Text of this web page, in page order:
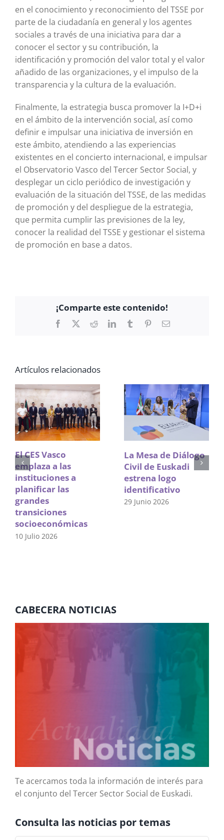
en el conocimiento y reconocimiento del TSSE por
parte de la ciudadanía en general y los agentes
sociales a través de una iniciativa para dar a
conocer el sector y su contribución, la
identificación y promoción del valor total y el valor
añadido de las organizaciones, y el impulso de la
transparencia y la cultura de la evaluación.
Finalmente, la estrategia busca promover la I+D+i
en el ámbito de la intervención social, así como
definir e impulsar una iniciativa de inversión en
este ámbito, atendiendo a las experiencias
existentes en el concierto internacional, e impulsar
el Observatorio Vasco del Tercer Sector Social, y
desplegar un ciclo periódico de investigación y
evaluación de la situación del TSSE, de las medidas
de promoción y del despliegue de la estrategia,
que permita cumplir las previsiones de la ley,
conocer la realidad del TSSE y gestionar el sistema
de promoción en base a datos.
¡Comparte este contenido!
Facebook RedditLinkedInTumblr PinterestCorreo
Artículos relacionados
El CES Vasco
emplaza a las
instituciones a
planificar las
grandes
transiciones
socioeconómicas
10 Julio 2026
La Mesa de Diálogo
Civil de Euskadi
estrena logo
identificativo
29 Junio 2026
CABECERA NOTICIAS
Te acercamos toda la información de interés para
el conjunto del Tercer Sector Social de Euskadi.
Consulta las noticias por temas